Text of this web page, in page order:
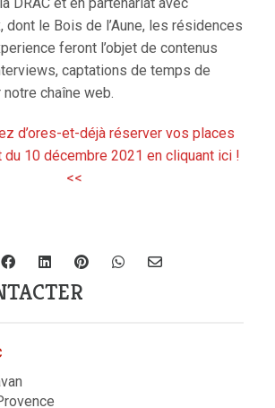
le Bois de l’Aune, les résidences
feront l’objet de contenus
captations de temps de
chaîne web.
d’ores-et-déjà réserver vos places
du 10 décembre 2021 en cliquant ici !
<<